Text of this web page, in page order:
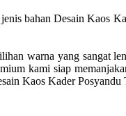
bahan Desain Kaos
warna yang sangat
kami siap
Kaos Kader Posyandu